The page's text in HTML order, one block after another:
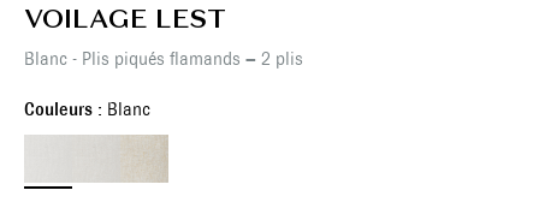
VOILAGE LEST
Blanc - Plis piqués flamands – 2 plis
Couleurs : Blanc